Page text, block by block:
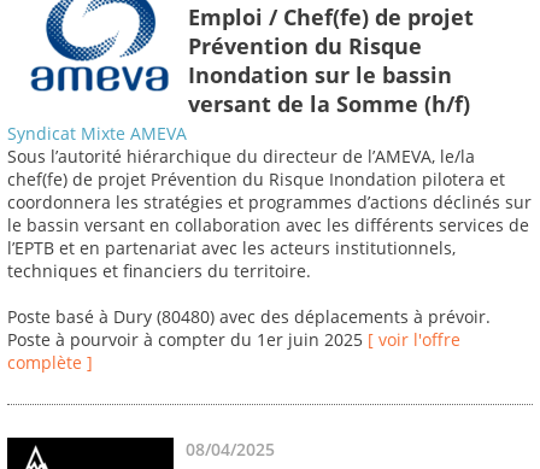
Emploi / Chef(fe) de projet
Prévention du Risque
Inondation sur le bassin
versant de la Somme (h/f)
Syndicat Mixte AMEVA
Sous l’autorité hiérarchique du directeur de l’AMEVA, le/la
chef(fe) de projet Prévention du Risque Inondation pilotera et
coordonnera les stratégies et programmes d’actions déclinés sur
le bassin versant en collaboration avec les différents services de
l’EPTB et en partenariat avec les acteurs institutionnels,
techniques et financiers du territoire.
Poste basé à Dury (80480) avec des déplacements à prévoir.
Poste à pourvoir à compter du 1er juin 2025 [ voir l'offre
complète ]
08/04/2025